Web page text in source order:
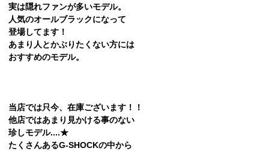
実は隠れファンが多いモデル。
人気のオールブラックになって
登場してます！
あまり人とかぶりたくない方には
おすすめのモデル。
当店では只今、在庫ございます！！
他店ではあまり見かける事のない
珍しモデル....★
たくさんあるG-SHOCKの中から